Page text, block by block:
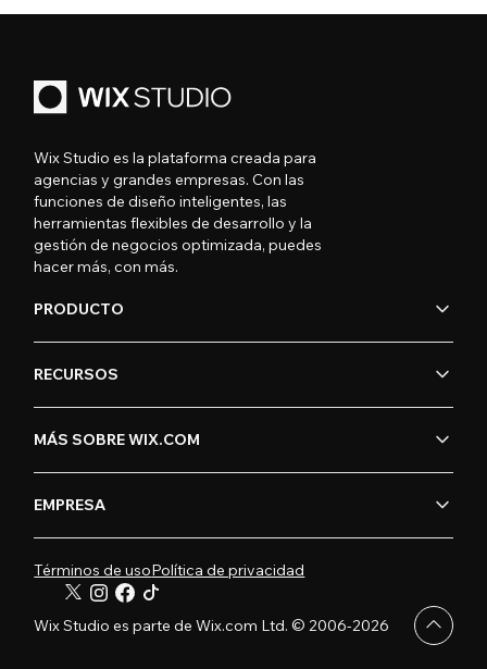
Wix Studio es la plataforma creada para
agencias y grandes empresas. Con las
funciones de diseño inteligentes, las
herramientas flexibles de desarrollo y la
gestión de negocios optimizada, puedes
hacer más, con más.
PRODUCTO
RECURSOS
MÁS SOBRE WIX.COM
EMPRESA
Términos de usoPolítica de privacidad
Wix Studio es parte de Wix.com Ltd. © 2006-2026